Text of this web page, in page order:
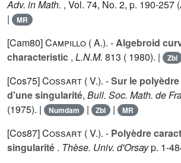
Adv. in Math. , Vol. 74, No. 2, p. 190-257
| MR
[Cam80]Campillo ( A.). -Algebroid
characteristic , L.N.M. 813 ( 1980). | Zbl
[Cos75]Cossart ( V.). -Sur le
d'une singularité, Bull. Soc. Math. de
(1975). |
Numdam | Zbl | MR
[Cos87]Cossart ( V.). - Polyèdre
singularité . Thèse. Univ. d'Orsayp. 1-